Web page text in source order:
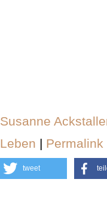
Susanne
Leben | Permalink
tweet